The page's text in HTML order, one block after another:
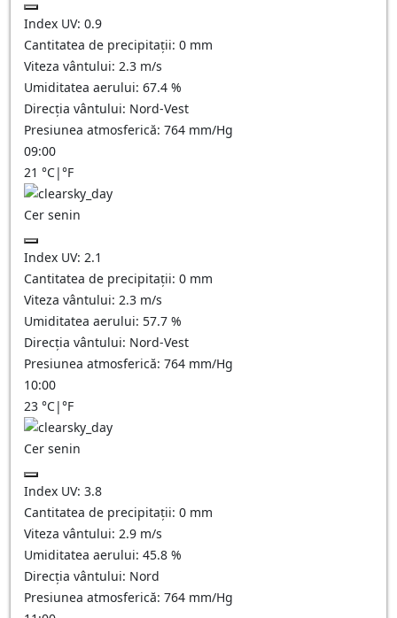
Index UV: 0.9
Cantitatea de precipitații: 0 mm
Viteza vântului: 2.3 m/s
Umiditatea aerului: 67.4 %
Direcția vântului: Nord-Vest
Presiunea atmosferică: 764 mm/Hg
09:00
21 °C|°F
Cer senin
Index UV: 2.1
Cantitatea de precipitații: 0 mm
Viteza vântului: 2.3 m/s
Umiditatea aerului: 57.7 %
Direcția vântului: Nord-Vest
Presiunea atmosferică: 764 mm/Hg
10:00
23 °C|°F
Cer senin
Index UV: 3.8
Cantitatea de precipitații: 0 mm
Viteza vântului: 2.9 m/s
Umiditatea aerului: 45.8 %
Direcția vântului: Nord
Presiunea atmosferică: 764 mm/Hg